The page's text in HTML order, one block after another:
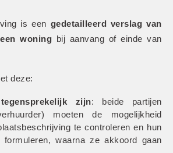
is een gedetailleerd verslag van
woning bij aanvang of einde van
deze:
zijn: beide partijen
moeten de mogelijkheid
te controleren en hun
formuleren, waarna ze akkoord gaan